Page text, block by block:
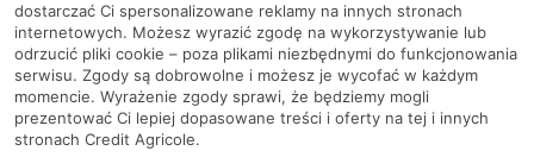
Regulamin serwisu
Mapa serwisu
PolitykaCookies
dostarczać Ci spersonalizowane reklamy na innych stronach
internetowych. Możesz wyrazić zgodę na wykorzystywanie lub
odrzucić pliki cookie – poza plikami niezbędnymi do funkcjonowania
serwisu. Zgody są dobrowolne i możesz je wycofać w każdym
momencie. Wyrażenie zgody sprawi, że będziemy mogli
prezentować Ci lepiej dopasowane treści i oferty na tej i innych
stronach Credit Agricole.